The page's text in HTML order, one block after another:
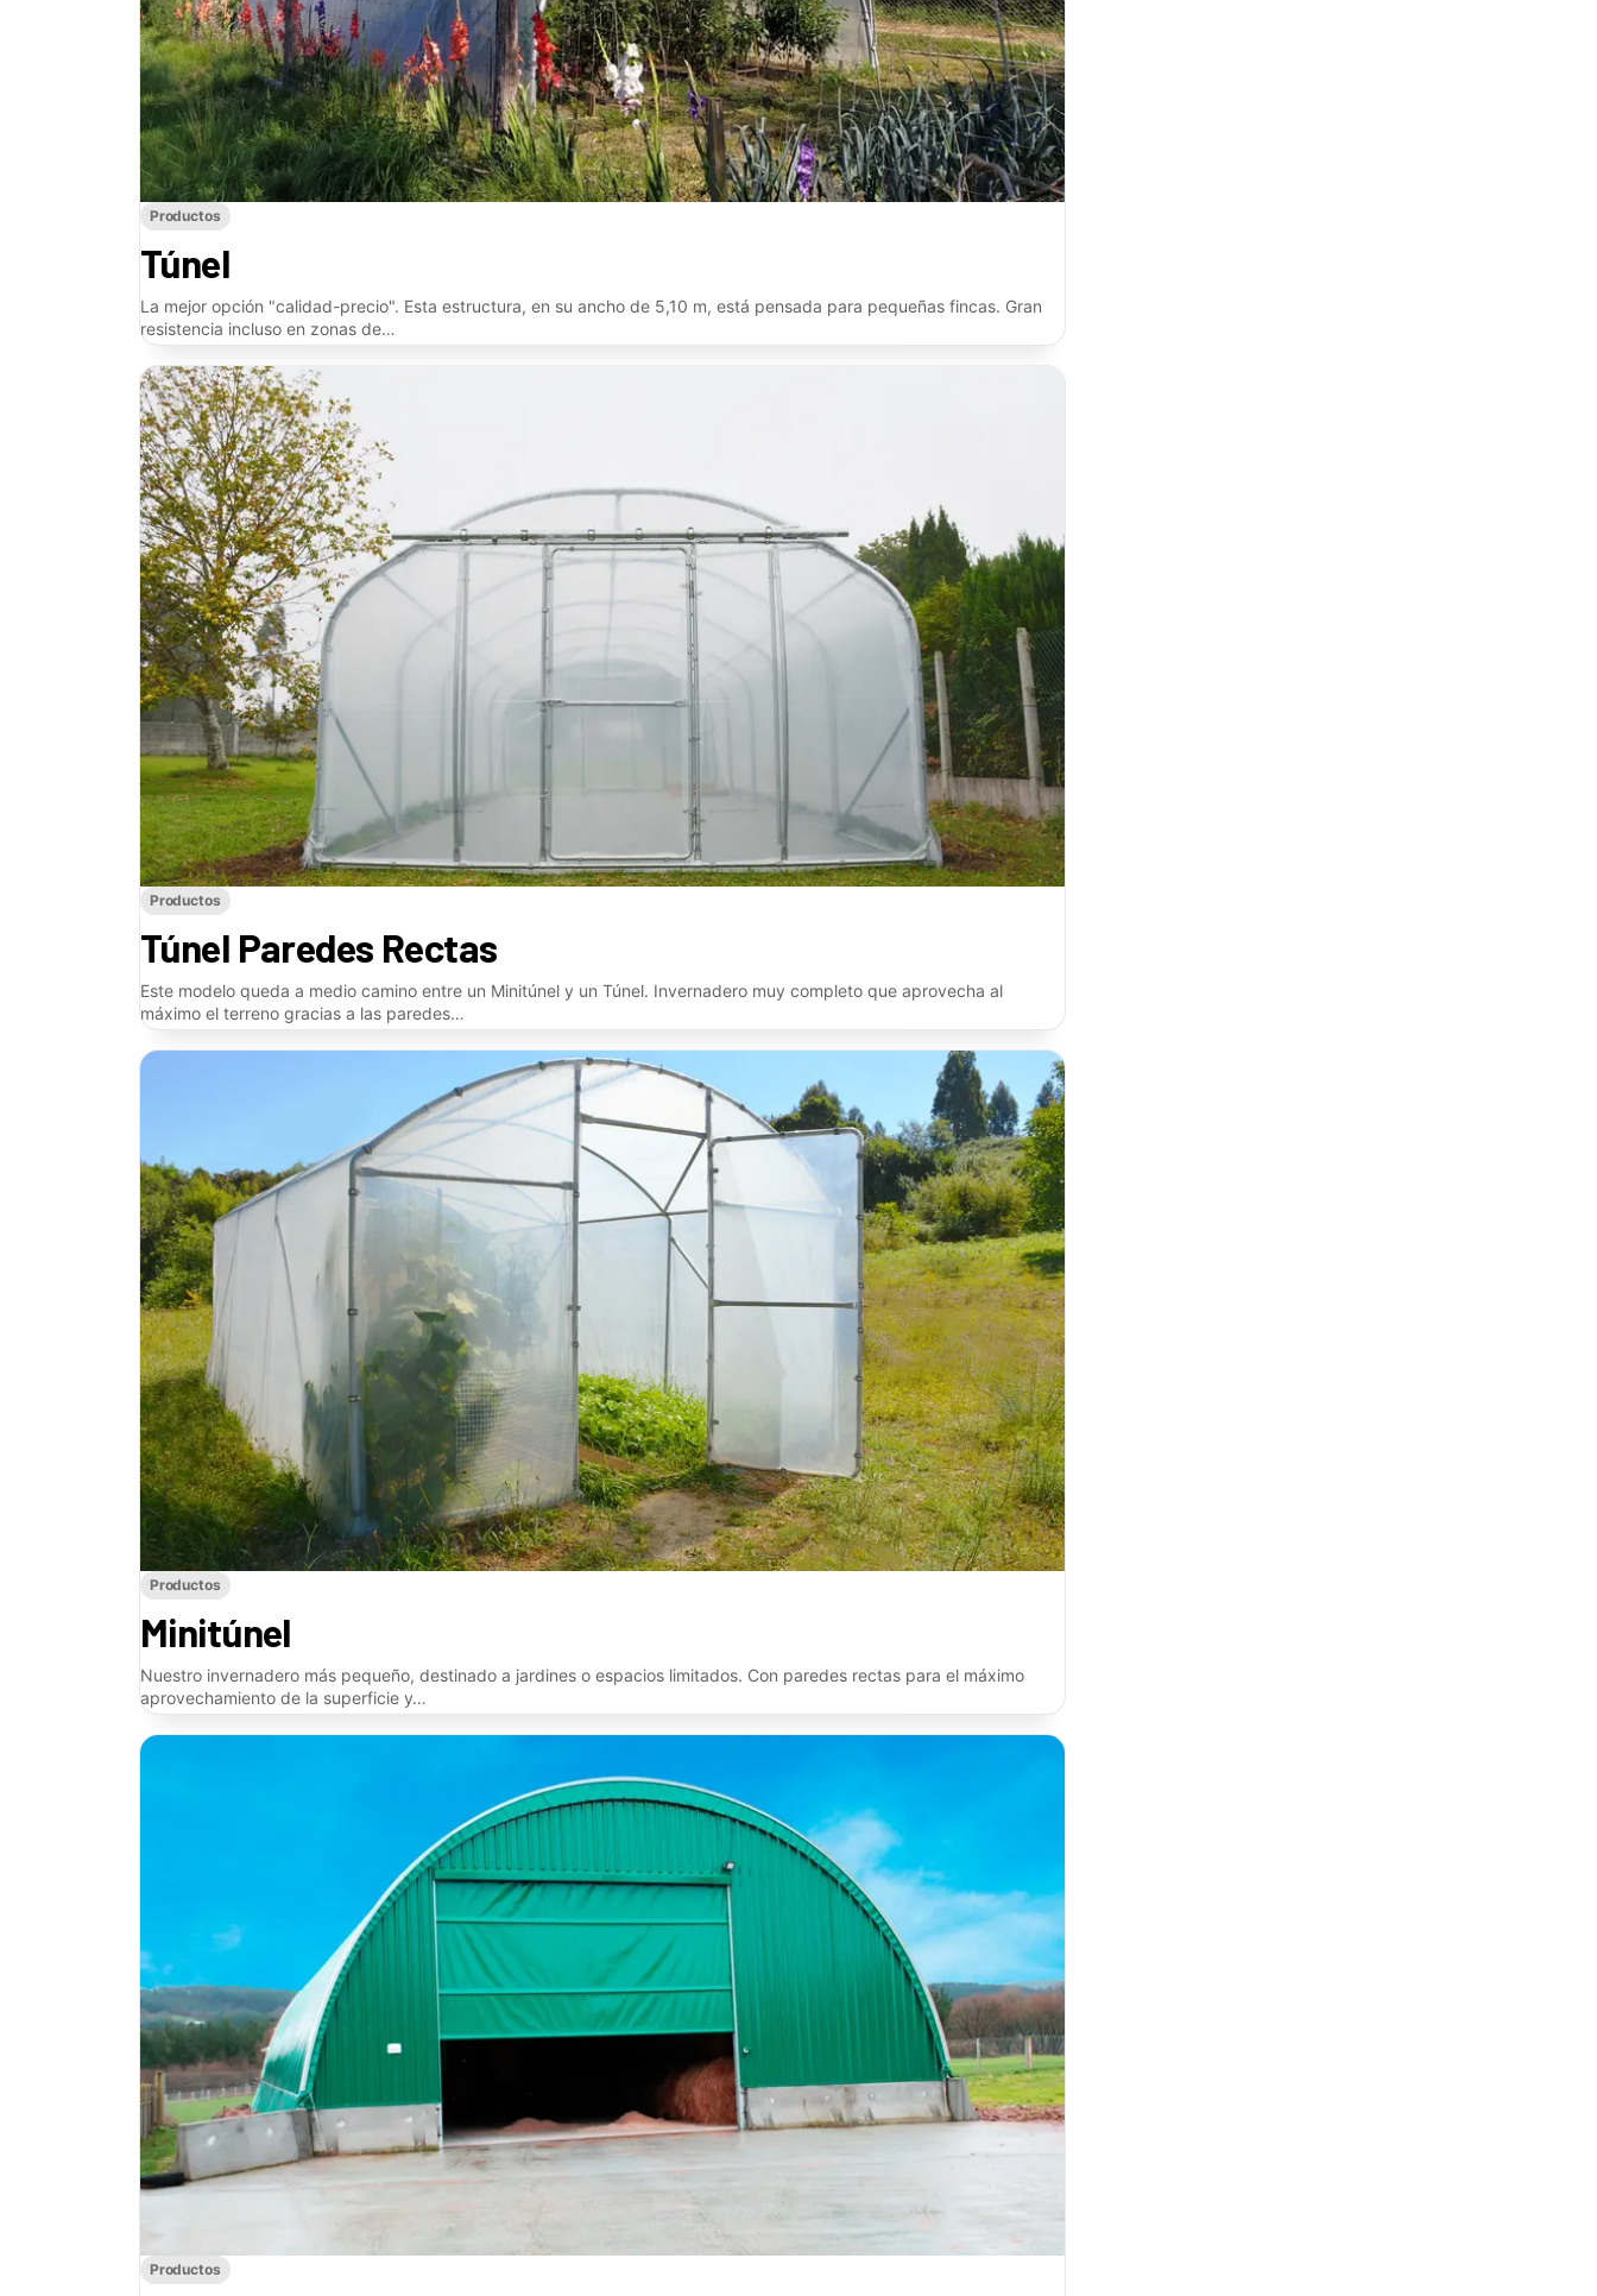
Productos
Túnel
La mejor opción "calidad-precio". Esta estructura, en su ancho de 5,10 m, está pensada para pequeñas fincas. Gran
resistencia incluso en zonas de…
Productos
Túnel Paredes Rectas
Este modelo queda a medio camino entre un Minitúnel y un Túnel. Invernadero muy completo que aprovecha al
máximo el terreno gracias a las paredes…
Productos
Minitúnel
Nuestro invernadero más pequeño, destinado a jardines o espacios limitados. Con paredes rectas para el máximo
aprovechamiento de la superficie y…
Productos